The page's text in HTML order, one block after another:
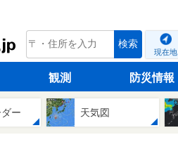
tenki.jp 検索
現在地
観測 防災情報
ー 天気図